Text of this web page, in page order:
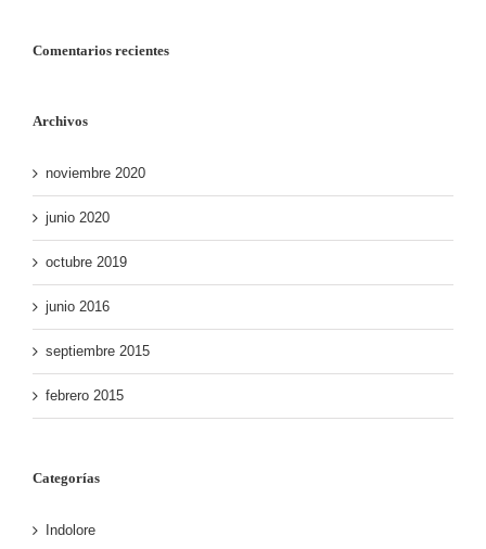
Comentarios recientes
Archivos
noviembre 2020
junio 2020
octubre 2019
junio 2016
septiembre 2015
febrero 2015
Categorías
Indolore